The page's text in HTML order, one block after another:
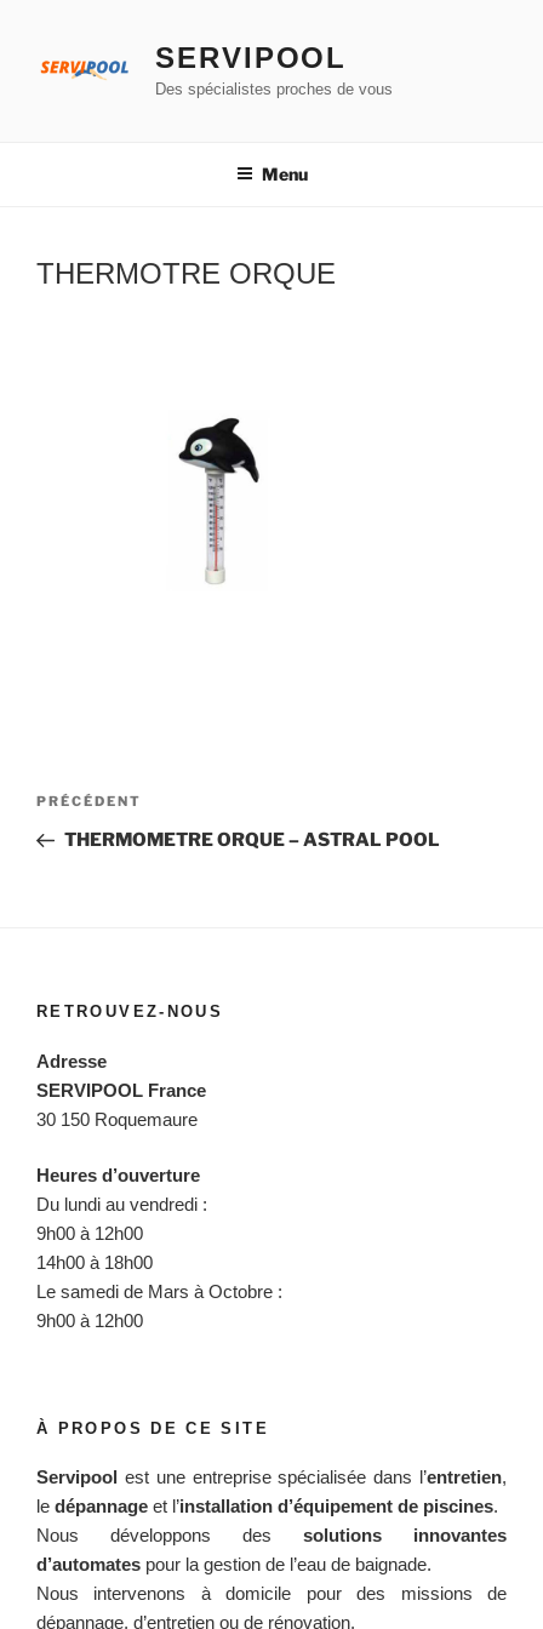
contenu
SERVIPOOL
Des spécialistes proches de vous
Menu
THERMOTRE ORQUE
Navigation
l’article
Article
précédent
PRÉCÉDENT
THERMOMETRE ORQUE – ASTRAL POOL
RETROUVEZ-NOUS
Adresse
SERVIPOOL France
30 150 Roquemaure
Heures d’ouverture
Du lundi au vendredi :
9h00 à 12h00
14h00 à 18h00
Le samedi de Mars à Octobre :
9h00 à 12h00
À PROPOS DE CE SITE
Servipool est une entreprise spécialisée dans l’entretien,
le dépannage et l’installation d’équipement de piscines.
Nous développons des solutions innovantes
d’automates pour la gestion de l’eau de baignade.
Nous intervenons à domicile pour des missions de
dépannage, d’entretien ou de rénovation.